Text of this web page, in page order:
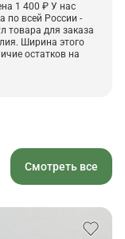
1 400 ₽ У нас
по всей России -
товара для заказа
Ширина этого
остатков на
Смотреть все